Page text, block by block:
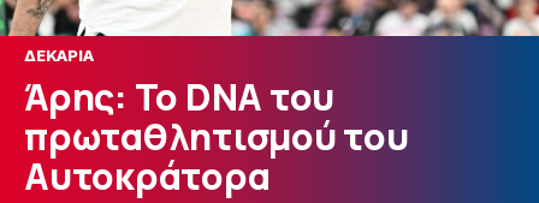
ΔΕΚΑΡΙΑ
Άρης: Το DNA του
πρωταθλητισμού του
Αυτοκράτορα